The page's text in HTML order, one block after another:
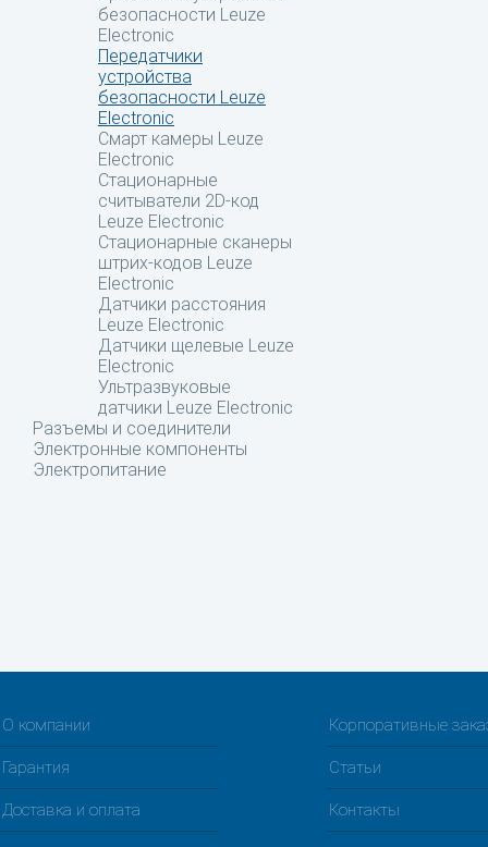
безопасности Leuze
Electronic
Передатчики
устройства
безопасности Leuze
Electronic
Смарт камеры Leuze
Electronic
Стационарные
считыватели 2D-код
Leuze Electronic
Стационарные сканеры
штрих-кодов Leuze
Electronic
Датчики расстояния
Leuze Electronic
Датчики щелевые Leuze
Electronic
Ультразвуковые
датчики Leuze Electronic
Разъемы и соединители
Электронные компоненты
Электропитание
О компании Корпоративные
Гарантия Статьи
Доставка и оплата Контакты